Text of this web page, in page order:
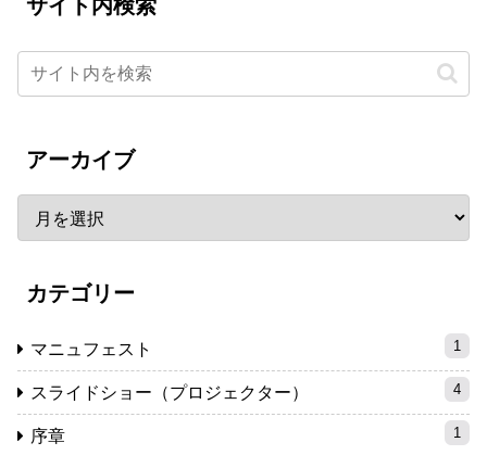
サイト内検索
アーカイブ
カテゴリー
マニュフェスト 1
スライドショー（プロジェクター） 4
序章 1